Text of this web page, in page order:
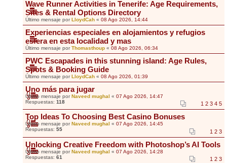
Wave Runner Activities in Tenerife: Age Requirements,
Sites & Rental Options Directory
Último mensaje porLloydCah « 08 Ago 2026, 14:44
Experiencias especiales en alojamientos y refugios
esfera en esta localidad y mas
Último mensaje porThomasthoup « 08 Ago 2026, 06:34
PWC Escapades in this stunning island: Age Rules,
Spots & Booking Guide
Último mensaje porLloydCah « 08 Ago 2026, 01:39
Uno más para jugar
Último mensaje porNaveed mughal « 07 Ago 2026, 14:47
Respuestas: 118 1 2 3 4 5
Top Ideas To Choosing Best Casino Bonuses
Último mensaje por Naveed mughal « 07 Ago 2026, 14:45
Respuestas: 55 1 2 3
Unlocking Creative Freedom with Photoshop’s AI Tools
Último mensaje porNaveed mughal « 07 Ago 2026, 14:28
Respuestas: 61 1 2 3